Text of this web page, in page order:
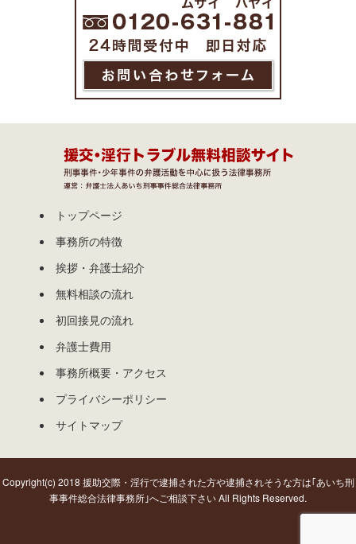
トップページ
事務所の特徴
挨拶・弁護士紹介
無料相談の流れ
初回接見の流れ
弁護士費用
事務所概要・アクセス
プライバシーポリシー
サイトマップ
Copyright(c) 2018 援助交際・淫行で逮捕された方や逮捕されそうな方は｢あいち刑
事事件総合法律事務所｣へご相談下さい All Rights Reserved.